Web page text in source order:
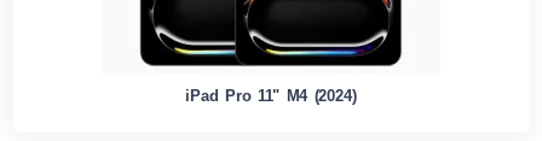
iPad Pro 11" M4 (2024)